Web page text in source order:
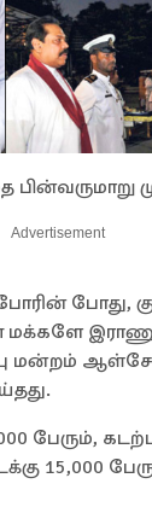
Advertisement
போது,
மன்றம்
பேரும்,
15,000